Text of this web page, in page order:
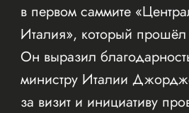
в первом саммите
Италия», который прошёл
Он выразил
министру Италии
за визит и инициативу